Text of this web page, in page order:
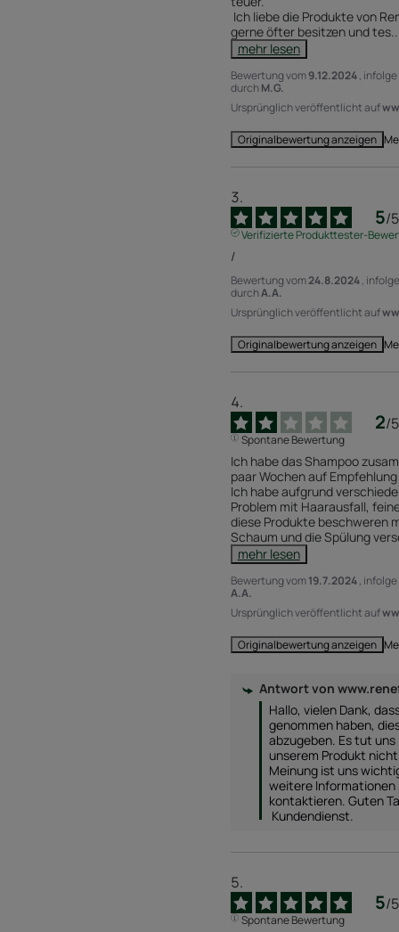
gerne öfter besitzen und tes
mehr lesen
Bewertung vom9.12.2024,
durchM.G.
Ursprünglich veröffentlicht auf
Originalbewertung anzeigen
5/5
Verifizierte Produkttester-
/
Bewertung vom24.8.2024,
durchA.A.
Ursprünglich veröffentlicht auf
Originalbewertung anzeigen
2/5
Spontane Bewertung
Ich habe das Shampoo
paar Wochen auf
Ich habe aufgrund
Problem mit Haarausfall,
diese Produkte beschweren
Schaum und die Spülung
mehr lesen
Bewertung vom19.7.2024,
A.A.
Ursprünglich veröffentlicht auf
Originalbewertung anzeigen
Antwort von
Hallo, vielen Dank,
genommen haben,
abzugeben. Es tut uns
unserem Produkt
Meinung ist uns
weitere Informationen
kontaktieren. Guten
Kundendienst.
5/5
Spontane Bewertung